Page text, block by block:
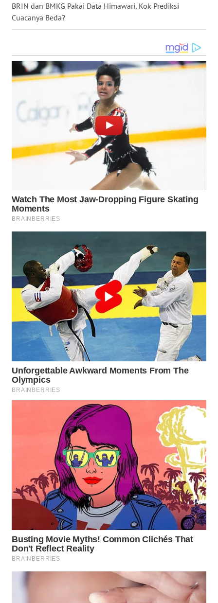
BRIN dan BMKG Pakai Data Himawari, Kok Prediksi
Cuacanya Beda?
DANAU
TOBA
NIAS
WN
WN
KARO
WN
LABUHANBATU
WN
TAPANULI
TENGAH
WN DELI
SERDANG
WN
WN
KARAWANG
BEKASI
WN
BOGOR
WN